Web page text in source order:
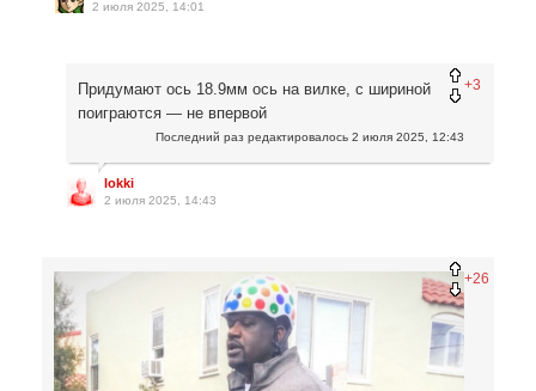
2 июля 2025, 14:01
+3
Придумают ось 18.9мм ось на вилке, с шириной
поиграются — не впервой
Последний раз редактировалось 2 июля 2025, 12:43
lokki
2 июля 2025, 14:43
+26